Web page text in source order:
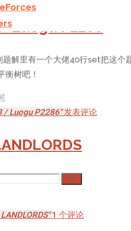
搜索
Luogu P2286
解里有一个大佬40行set把这个
衡树吧！
/ Luogu P2286" 发表评论
1 个评论